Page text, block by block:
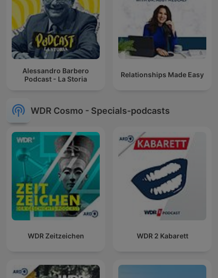
Alessandro Barbero
Podcast - La Storia
Relationships Made Easy
WDR Cosmo - Specials-podcasts
WDR Zeitzeichen WDR 2 Kabarett